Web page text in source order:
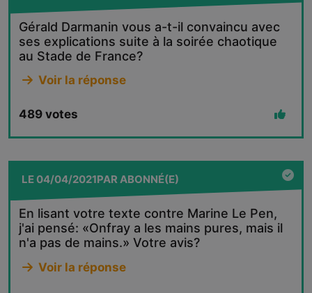
Gérald Darmanin vous a-t-il convaincu avec
ses explications suite à la soirée chaotique
au Stade de France?
Voir la réponse
489 votes
LE04/04/2021PARABONNÉ(E)
En lisant votre texte contre Marine Le Pen,
j'ai pensé: «Onfray a les mains pures, mais il
n'a pas de mains.» Votre avis?
Voir la réponse